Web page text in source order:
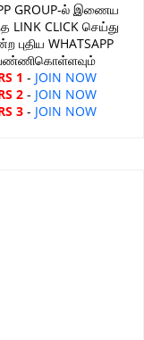
GROUP-ல் இணைய
LINK CLICK செய்து
புதிய WHATSAPP
பண்ணிகொள்ளவும்
1 - JOIN NOW
2- JOIN NOW
3- JOIN NOW